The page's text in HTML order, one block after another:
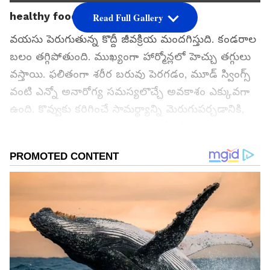
healthy food
వయసు పెరుగుతున్న కొద్దీ జీవక్రియ మందగిస్తుది. కండరాల
బలం తగ్గిపోతుంది. ముఖ్యంగా హార్మోన్లలో హెచ్చు తగ్గులు
వస్తాయి. ఫలితంగా శరీర బరువు పెరగడం, మూడ్ స్వింగ్స్
వంటి ఎన్నో అనారోగ్య సమస్యలొచ్చే అవకాశం ఎక్కువగా
ఉంది. కొవ్వుకు కరిగించే సామర్థ్యాన్ని మెరుగుపర్చడానికి,
సహాయపడతాయి.
గూగుల్‌లో ఆసక్తికరమైన సమాచారం కోసం ఏసియానెట్ తెలుగు
ను మీ ఫ్రిఫర్డ్ సోర్స్ గా ఎంచుకోండి
Read Full Gallery